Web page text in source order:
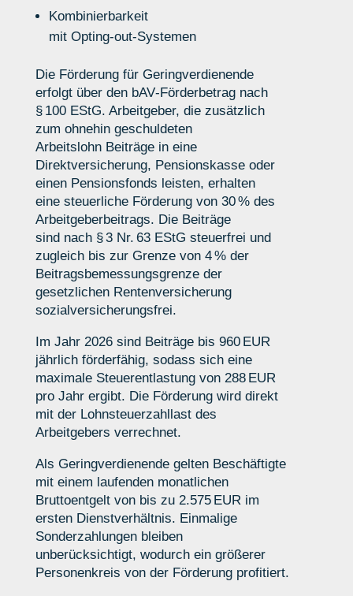
Kombinierbarkeit
mit Opting‑out‑Systemen
Die Förderung für Geringverdienende
erfolgt über den bAV‑Förderbetrag nach
§ 100 EStG. Arbeitgeber, die zusätzlich
zum ohnehin geschuldeten
Arbeitslohn Beiträge in eine
Direktversicherung, Pensionskasse oder
einen Pensionsfonds leisten, erhalten
eine steuerliche Förderung von 30 % des
Arbeitgeberbeitrags. Die Beiträge
sind nach § 3 Nr. 63 EStG steuerfrei und
zugleich bis zur Grenze von 4 % der
Beitragsbemessungsgrenze der
gesetzlichen Rentenversicherung
sozialversicherungsfrei.
Im Jahr 2026 sind Beiträge bis 960 EUR
jährlich förderfähig, sodass sich eine
maximale Steuerentlastung von 288 EUR
pro Jahr ergibt. Die Förderung wird direkt
mit der Lohnsteuerzahllast des
Arbeitgebers verrechnet.
Als Geringverdienende gelten Beschäftigte
mit einem laufenden monatlichen
Bruttoentgelt von bis zu 2.575 EUR im
ersten Dienstverhältnis. Einmalige
Sonderzahlungen bleiben
unberücksichtigt, wodurch ein größerer
Personenkreis von der Förderung profitiert.